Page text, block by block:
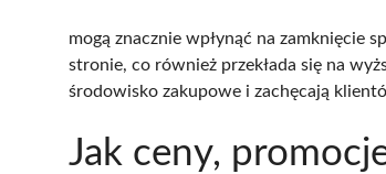
mogą znacznie wpłynąć na zamknięcie
stronie, co również przekłada się na
środowisko zakupowe i zachęcają
Jak ceny,